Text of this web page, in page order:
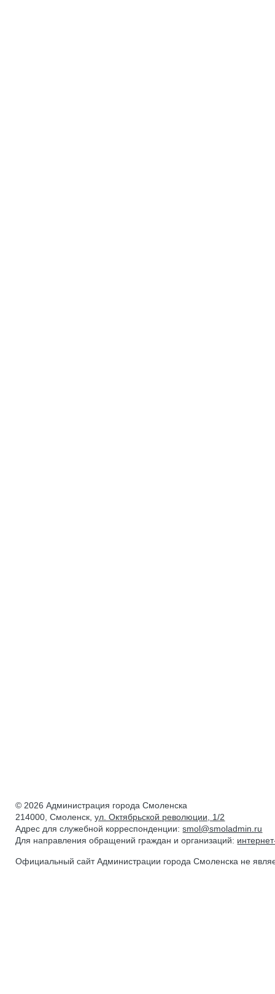
© 2026 Администрация города Смоленска
214000, Смоленск,ул. Октябрьской революции, 1/2
Адрес для служебной корреспонденции:smol@smoladmin.ru
Для направления обращений граждан и организаций:
Официальный сайт Администрации города Смоленска не